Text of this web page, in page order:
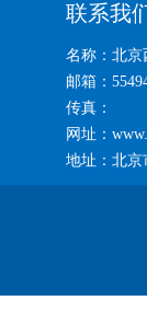
联系我
名称：北京
邮箱：
传真：
网址：
地址：北京